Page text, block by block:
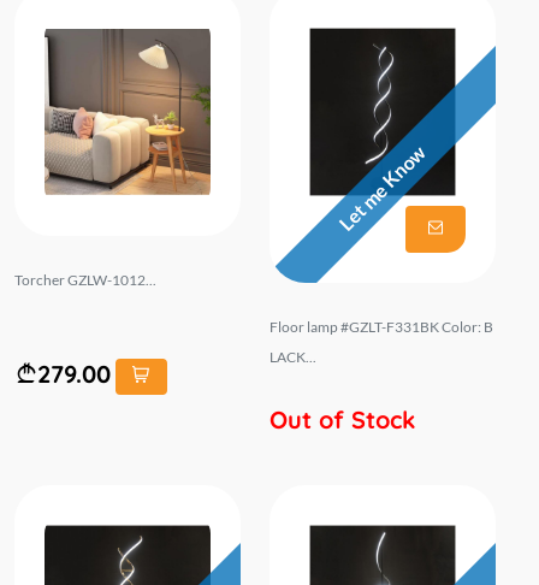
Torcher GZLW-1012...
279.00
Let me Know
Floor lamp #GZLT-F331BK Color: B
LACK...
Out of Stock